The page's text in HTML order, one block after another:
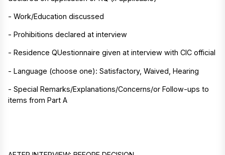
- Work/Education discussed
- Prohibitions declared at interview
- Residence QUestionnaire given at interview with CIC official
- Language (choose one): Satisfactory, Waived, Hearing
- Special Remarks/Explanations/Concerns/or Follow-ups to
items from Part A